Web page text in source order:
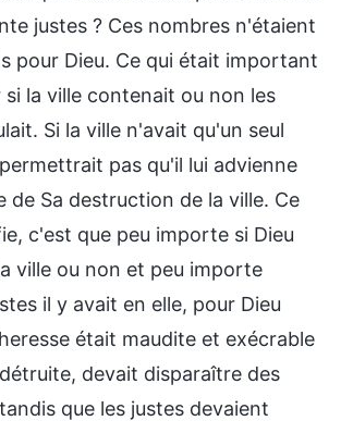
justes ? Ces nombres n'étaient
pour Dieu. Ce qui était important
la ville contenait ou non les
Si la ville n'avait qu'un seul
pas qu'il lui advienne
de Sa destruction de la ville. Ce
c'est que peu importe si Dieu
ville ou non et peu importe
il y avait en elle, pour Dieu
était maudite et exécrable
devait disparaître des
que les justes devaient